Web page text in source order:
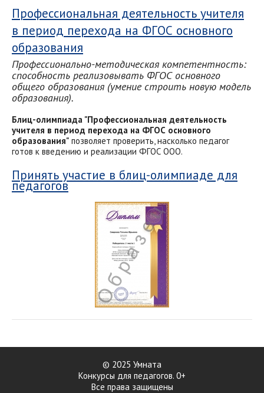
Профессиональная деятельность учителя
в период перехода на ФГОС основного
образования
Профессионально-методическая компетентность:
способность реализовывать ФГОС основного
общего образования (умение строить новую модель
образования).
Блиц-олимпиада "Профессиональная деятельность
учителя в период перехода на ФГОС основного
образования" позволяет проверить, насколько педагог
готов к введению и реализации ФГОС ООО.
Принять участие в блиц-олимпиаде для
педагогов
© 2025 Умната
Конкурсы для педагогов. 0+
Все права защищены